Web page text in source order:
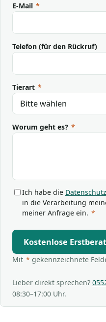
E-Mail *
Telefon (für den Rückruf)
Tierart *
Worum geht es? *
Ich habe die
in die Verarbeitung
meiner Anfrage ein. *
Kostenlose
Mit * gekennzeichnete
Lieber direkt sprechen?
08:30–17:00 Uhr.